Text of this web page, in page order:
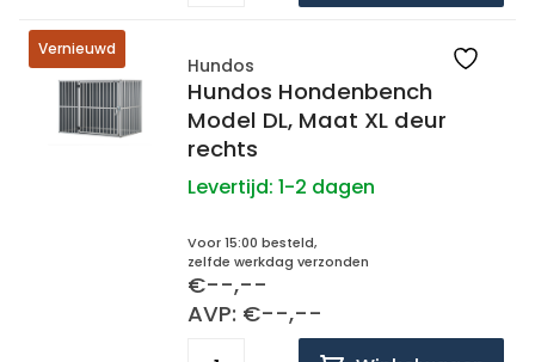
Vernieuwd
Hundos
Hundos Hondenbench
Model DL, Maat XL deur
rechts
Levertijd: 1-2 dagen
Voor 15:00 besteld,
zelfde werkdag verzonden
€--,--
AVP: €--,--